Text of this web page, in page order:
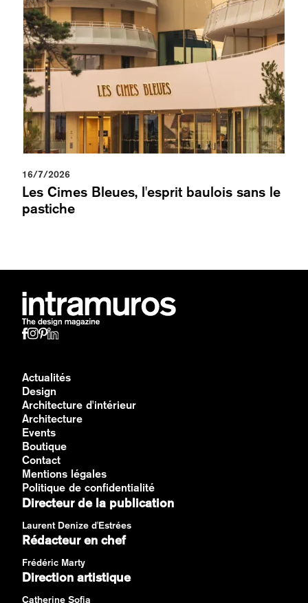
16/7/2026
Les Cimes Bleues, l'esprit baulois sans le
pastiche
Actualités
Design
Architecture d'intérieur
Architecture
Events
Boutique
Contact
Mentions légales
Politique de confidentialité
Directeur de la publication
Laurent Denize d'Estrées
Rédacteur en chef
Frédéric Marty
Direction artistique
Catherine Sofia